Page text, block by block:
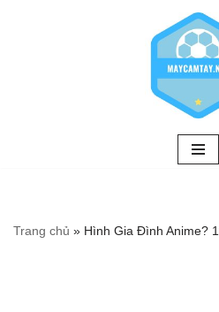
Trang chủ » Hình Gia Đình Anime?